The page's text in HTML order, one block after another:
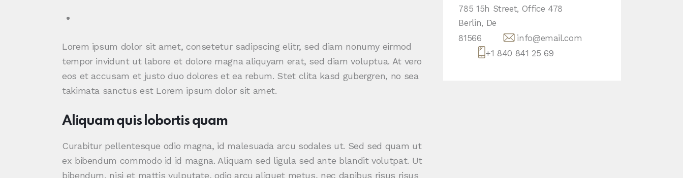
Lorem ipsum dolor sit amet, consetetur sadipscing elitr, sed diam nonumy eirmod
tempor invidunt ut labore et dolore magna aliquyam erat, sed diam voluptua. At vero
eos et accusam et justo duo dolores et ea rebum. Stet clita kasd gubergren, no sea
takimata sanctus est Lorem ipsum dolor sit amet.
Aliquam quis lobortis quam
Curabitur pellentesque odio magna, id malesuada arcu sodales ut. Sed sed quam ut
ex bibendum commodo id id magna. Aliquam sed ligula sed ante blandit volutpat. Ut
bibendum, nisi et mattis vulputate, odio arcu aliquet metus, nec dapibus risus risus
785 15h Street, Office 478
Berlin, De
81566
info@email.com
+1 840 841 25 69